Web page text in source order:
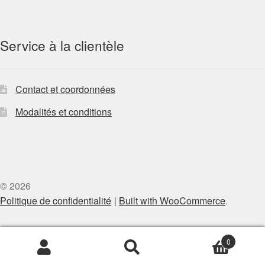
Service à la clientèle
Contact et coordonnées
Modalités et conditions
© 2026
Politique de confidentialité
Built with WooCommerce.
0